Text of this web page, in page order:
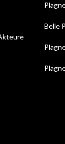
Belle